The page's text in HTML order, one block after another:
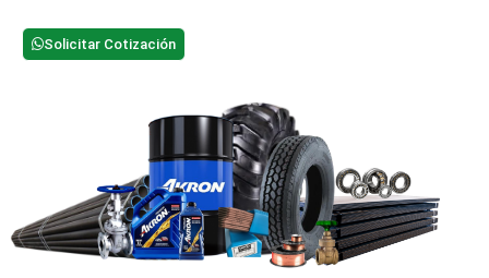
Solicitar Cotización